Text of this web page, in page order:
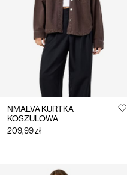
NMALVA KURTKA
KOSZULOWA
209,99 zł